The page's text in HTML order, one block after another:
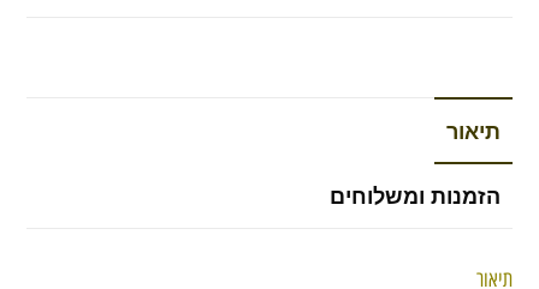
תיאור
הזמנות ומשלוחים
תיאור